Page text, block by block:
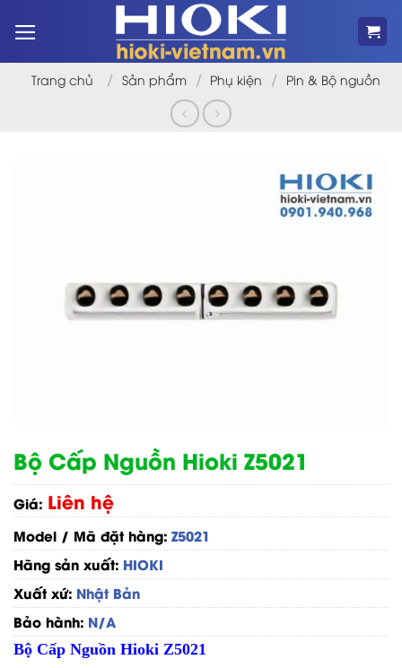
qua
dungTrang chủ / Sản phẩm / Phụ kiện / Pin & Bộ nguồn
Bộ Cấp Nguồn Hioki Z5021
Giá: Liên hệ
Model / Mã đặt hàng: Z5021
Hãng sản xuất: HIOKI
Xuất xứ: Nhật Bản
Bảo hành: N/A
Bộ Cấp Nguồn Hioki Z5021